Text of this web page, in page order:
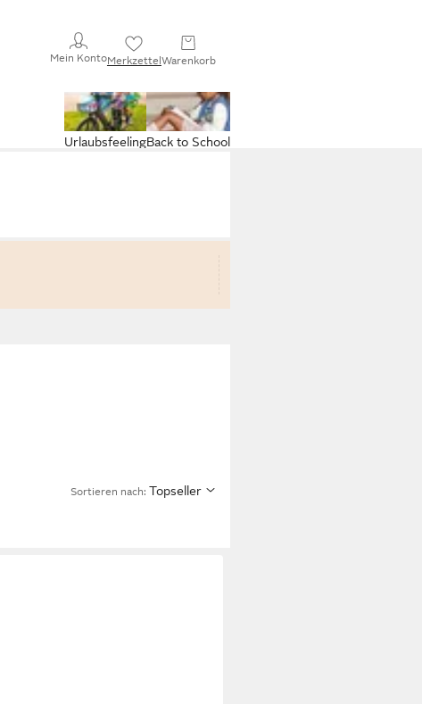
Mein KontoMerkzettelWarenkorb
Back to School
Urlaubsfeeling
Sortieren nach: Topseller